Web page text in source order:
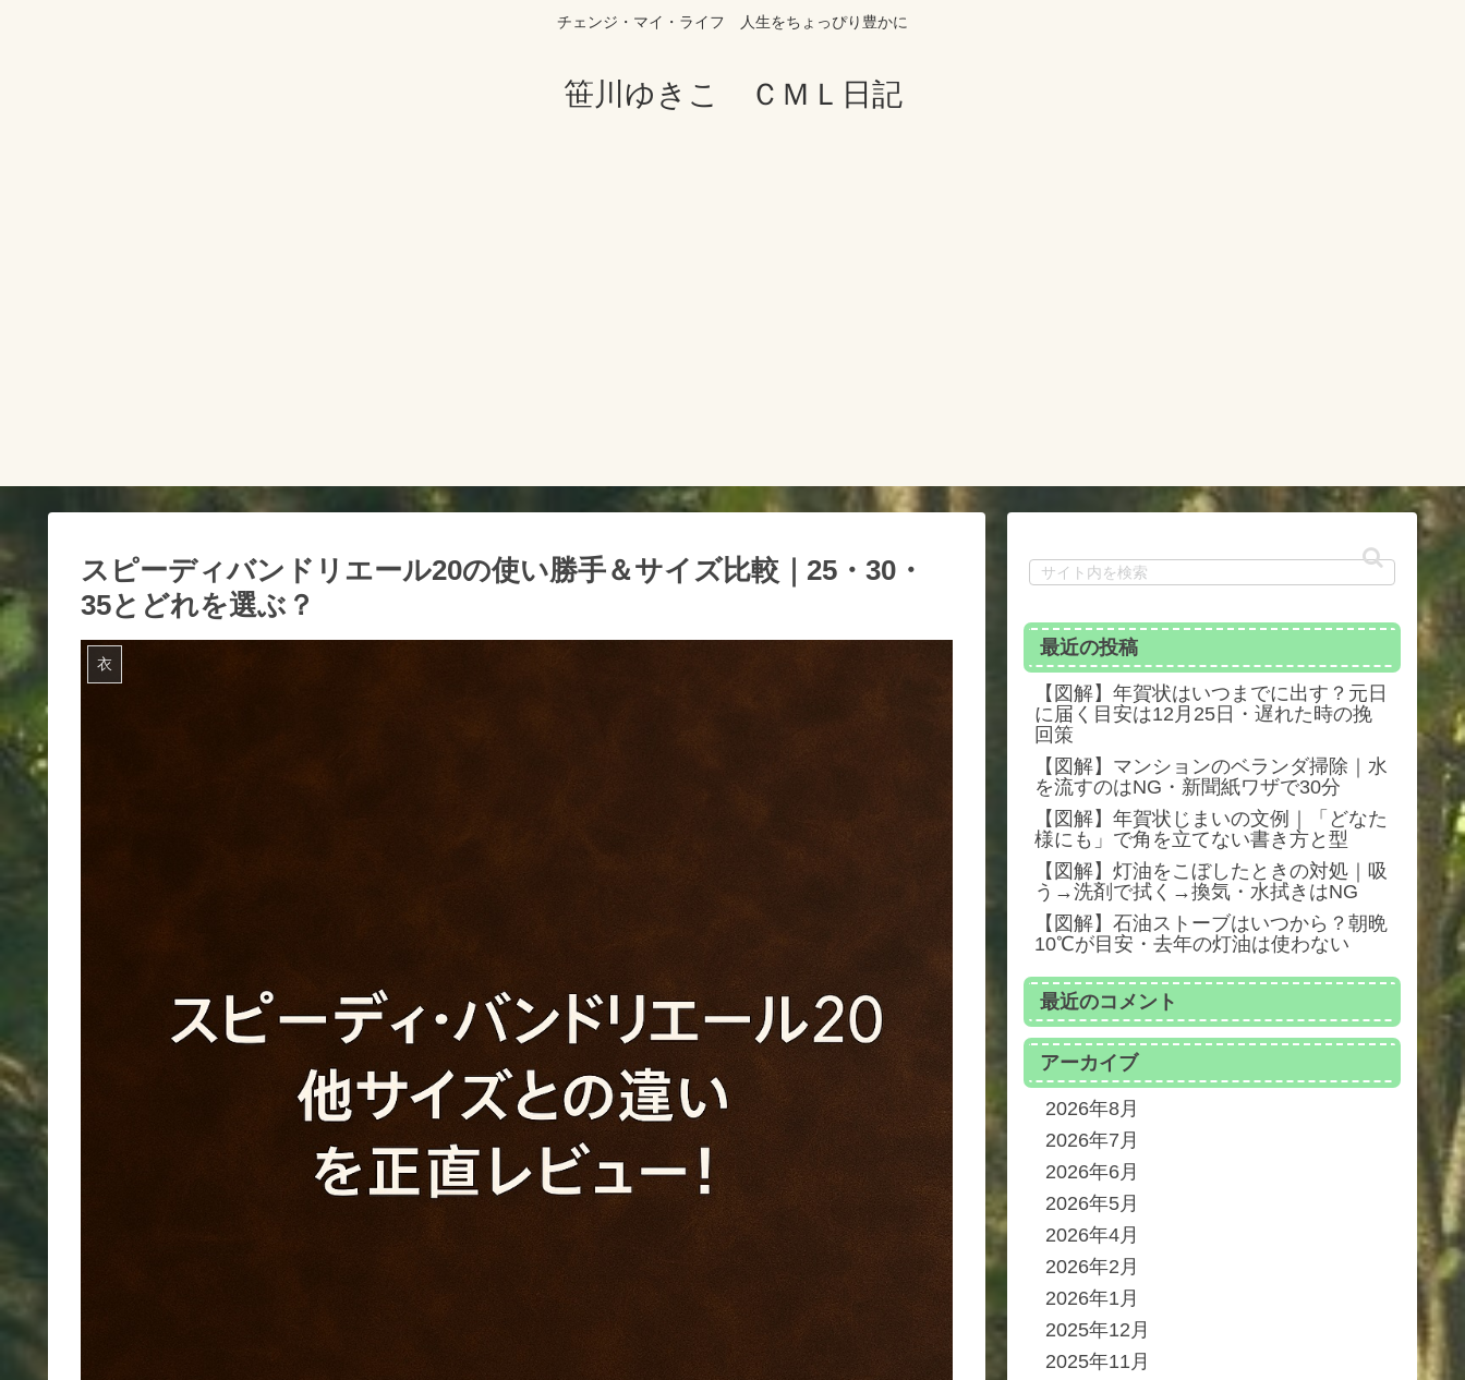
チェンジ・マイ・ライフ 人生をちょっぴり豊かに
笹川ゆきこ ＣＭＬ日記
スピーディバンドリエール20の使い勝手＆サイズ比較｜25・30・
35とどれを選ぶ？
衣
最近の投稿
【図解】年賀状はいつまでに出す？元日
に届く目安は12月25日・遅れた時の挽
回策
【図解】マンションのベランダ掃除｜水
を流すのはNG・新聞紙ワザで30分
【図解】年賀状じまいの文例｜「どなた
様にも」で角を立てない書き方と型
【図解】灯油をこぼしたときの対処｜吸
う→洗剤で拭く→換気・水拭きはNG
【図解】石油ストーブはいつから？朝晩
10℃が目安・去年の灯油は使わない
最近のコメント
アーカイブ
2026年8月
2026年7月
2026年6月
2026年5月
2026年4月
2026年2月
2026年1月
2025年12月
2025年11月